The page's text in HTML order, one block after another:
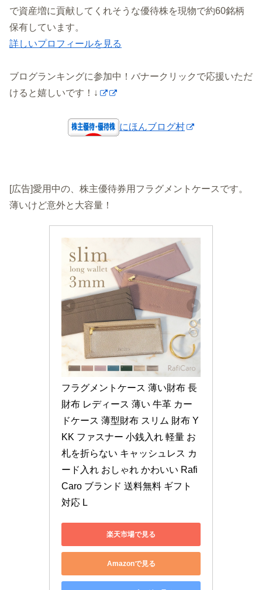
で資産増に貢献してくれそうな優待株を現物で約60銘柄
保有しています。
詳しいプロフィールを見る
ブログランキングに参加中！バナークリックで応援いただ
けると嬉しいです！↓
にほんブログ村
[広告]愛用中の、株主優待券用フラグメントケースです。
薄いけど意外と大容量！
フラグメントケース 薄い財布 長
財布 レディース 薄い 牛革 カー
ドケース 薄型財布 スリム 財布 Y
KK ファスナー 小銭入れ 軽量 お
札を折らない キャッシュレス カ
ード入れ おしゃれ かわいい Rafi
Caro ブランド 送料無料 ギフト
対応 L
楽天市場で見る
Amazonで見る